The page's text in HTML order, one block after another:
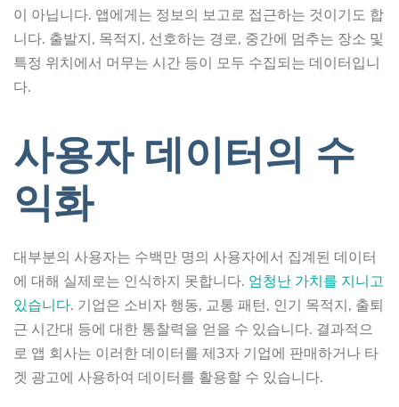
이 아닙니다. 앱에게는 정보의 보고로 접근하는 것이기도 합
니다. 출발지, 목적지, 선호하는 경로, 중간에 멈추는 장소 및
특정 위치에서 머무는 시간 등이 모두 수집되는 데이터입니
다.
사용자 데이터의 수
익화
대부분의 사용자는 수백만 명의 사용자에서 집계된 데이터
에 대해 실제로는 인식하지 못합니다. 엄청난 가치를 지니고
있습니다. 기업은 소비자 행동, 교통 패턴, 인기 목적지, 출퇴
근 시간대 등에 대한 통찰력을 얻을 수 있습니다. 결과적으
로 앱 회사는 이러한 데이터를 제3자 기업에 판매하거나 타
겟 광고에 사용하여 데이터를 활용할 수 있습니다.